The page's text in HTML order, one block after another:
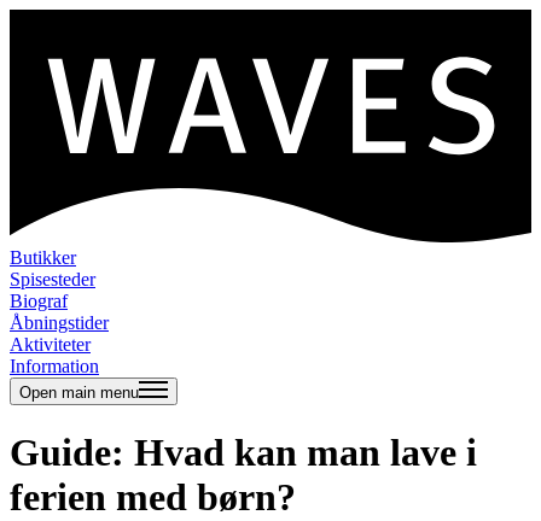
Butikker
Spisesteder
Biograf
Åbningstider
Aktiviteter
Information
Open main menu
Guide: Hvad kan man lave i
ferien med børn?